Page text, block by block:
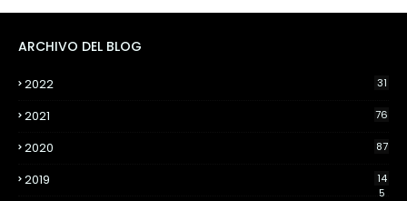
ARCHIVO DEL BLOG
2022 31
2021 76
2020 87
2019
14
5